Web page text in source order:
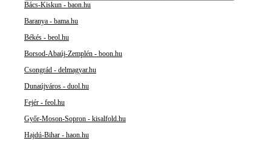
Bács-Kiskun - baon.hu
Baranya - bama.hu
Békés - beol.hu
Borsod-Abaúj-Zemplén - boon.hu
Csongrád - delmagyar.hu
Dunaújváros - duol.hu
Fejér - feol.hu
Győr-Moson-Sopron - kisalfold.hu
Hajdú-Bihar - haon.hu